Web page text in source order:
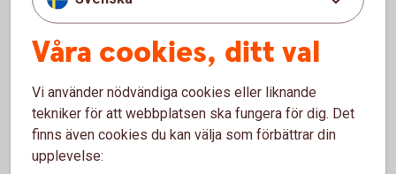
Vanliga frågor och svar om
Bostadsobligationer
Varför är det så låg ränta på bostäder?
Våra cookies, ditt val
Vi använder nödvändiga cookies eller liknande
tekniker för att webbplatsen ska fungera för dig. Det
finns även cookies du kan välja som förbättrar din
upplevelse: